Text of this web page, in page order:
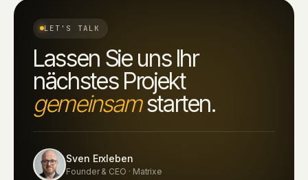
LET'S TALK
Lassen Sie uns Ihr
nächstes Projekt
gemeinsamstarten.
Sven Erxleben
Founder & CEO · Matrixe